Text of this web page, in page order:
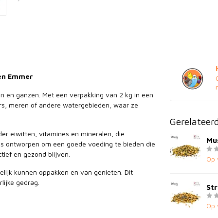
Emmer
en ganzen. Met een verpakking van 2 kg in een
meren of andere watergebieden, waar ze
eiwitten, vitamines en mineralen, die
ontworpen om een goede voeding te bieden die
en gezond blijven.
kunnen oppakken en van genieten. Dit
gedrag.
Op
Op